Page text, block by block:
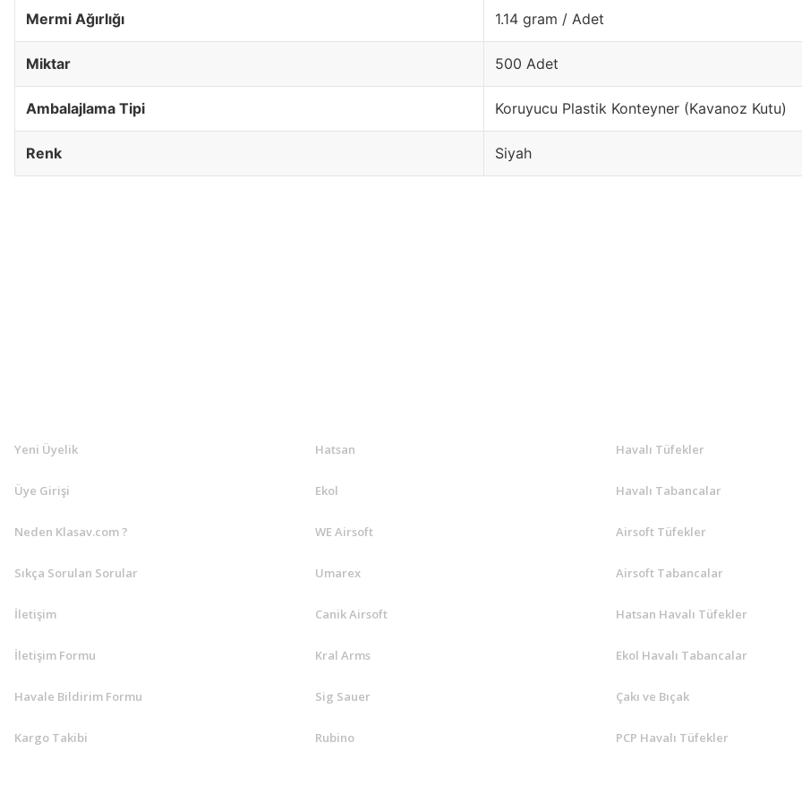
Mermi Ağırlığı 1.14 gram / Adet
Miktar 500 Adet
Ambalajlama Tipi Koruyucu Plastik Konteyner (Kavanoz Kutu)
Renk Siyah
Yeni Üyelik
Üye Girişi
Neden Klasav.com ?
Sıkça Sorulan Sorular
İletişim
İletişim Formu
Havale Bildirim Formu
Kargo Takibi
Hatsan
Ekol
WE Airsoft
Umarex
Canik Airsoft
Kral Arms
Sig Sauer
Rubino
Havalı Tüfekler
Havalı Tabancalar
Airsoft Tüfekler
Airsoft Tabancalar
Hatsan Havalı Tüfekler
Ekol Havalı Tabancalar
Çakı ve Bıçak
PCP Havalı Tüfekler